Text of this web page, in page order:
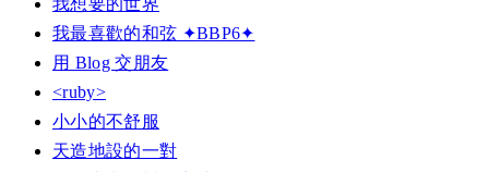
我最喜歡的和弦 ✦BBP6✦
用 Blog 交朋友
<ruby>
小小的不舒服
天造地設的一對